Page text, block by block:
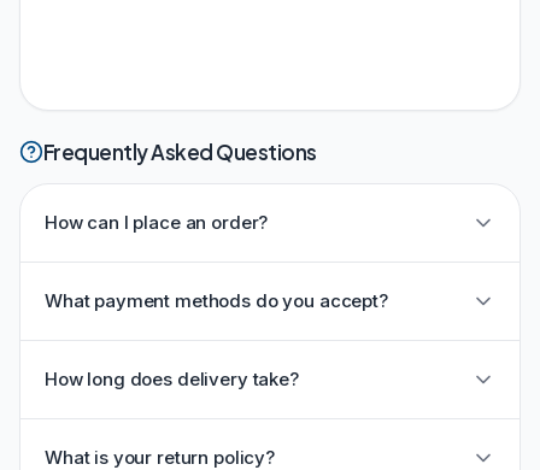
Frequently Asked Questions
How can I place an order?
What payment methods do you accept?
How long does delivery take?
What is your return policy?